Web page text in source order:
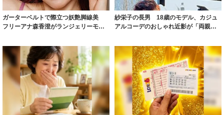
ガーターベルトで際立つ妖艶脚線美
フリーアナ森香澄がランジェリーモデ
紗栄子の長男 18歳のモデル、カジュ
アルコーデのおしゃれ近影が「両親の